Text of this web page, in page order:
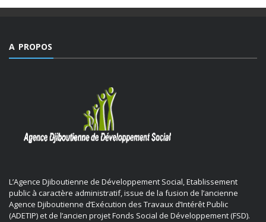
A PROPOS
L’Agence Djiboutienne de Développement Social, Etablissement
public à caractère administratif, issue de la fusion de l’ancienne
Agence Djiboutienne d’Exécution des Travaux d’Intérêt Public
(ADETIP) et de l’ancien projet Fonds Social de Développement (FSD).